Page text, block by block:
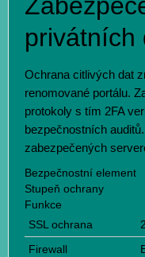
privátních
Ochrana citlivých dat
renomované portálu.
protokoly s tím 2FA
bezpečnostních
zabezpečených
Bezpečnostní element
Stupeň ochrany
Funkce
SSL ochrana
Firewall